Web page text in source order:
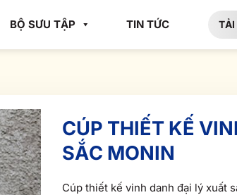
BỘ SƯU TẬP TIN TỨC TẢI
CÚP THIẾT KẾ
SẮC MONIN
Cúp thiết kế vinh danh đại lý xuất